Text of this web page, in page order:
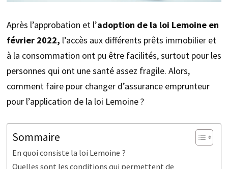
Après l’approbation et l’adoption de la loi Lemoine en
février 2022, l’accès aux différents prêts immobilier et
à la consommation ont pu être facilités, surtout pour les
personnes qui ont une santé assez fragile. Alors,
comment faire pour changer d’assurance emprunteur
pour l’application de la loi Lemoine ?
Sommaire
En quoi consiste la loi Lemoine ?
Quelles sont les conditions qui permettent de